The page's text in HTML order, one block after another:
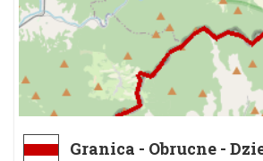
Granica - Obrucne -